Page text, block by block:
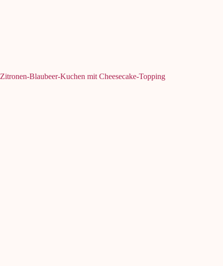
Zitronen-Blaubeer-Kuchen mit Cheesecake-Topping